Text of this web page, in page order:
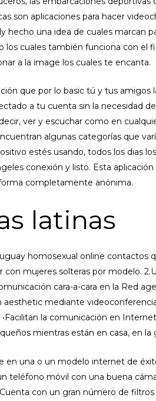
son aplicaciones para hacer
hecho una idea de cuales marcan
los cuales también funciona con el
a la image los cuales te encanta.
que por lo basic tú y tus
a tu cuenta sin la necesidad
ver y escuchar como en
algunas categorías que
estés usando, todos los dias
conexión y listo. Esta
completamente anónima.
latinas
homosexual online
con mujeres solteras por modelo.
cara-a-cara en la Red
aesthetic mediante
la comunicación en
mientras están en casa, en la
en una o un modelo internet de
teléfono móvil con una buena
con un gran número de